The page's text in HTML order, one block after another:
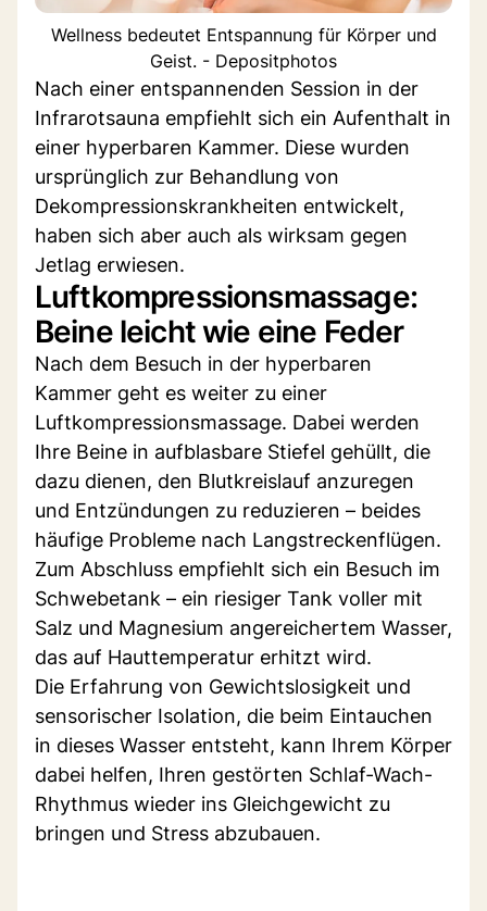
Wellness bedeutet Entspannung für Körper und
Geist. - Depositphotos
Nach einer entspannenden Session in der
Infrarotsauna empfiehlt sich ein Aufenthalt in
einer hyperbaren Kammer. Diese wurden
ursprünglich zur Behandlung von
Dekompressionskrankheiten entwickelt,
haben sich aber auch als wirksam gegen
Jetlag erwiesen.
Luftkompressionsmassage:
Beine leicht wie eine Feder
Nach dem Besuch in der hyperbaren
Kammer geht es weiter zu einer
Luftkompressionsmassage. Dabei werden
Ihre Beine in aufblasbare Stiefel gehüllt, die
dazu dienen, den Blutkreislauf anzuregen
und Entzündungen zu reduzieren – beides
häufige Probleme nach Langstreckenflügen.
Zum Abschluss empfiehlt sich ein Besuch im
Schwebetank – ein riesiger Tank voller mit
Salz und Magnesium angereichertem Wasser,
das auf Hauttemperatur erhitzt wird.
Die Erfahrung von Gewichtslosigkeit und
sensorischer Isolation, die beim Eintauchen
in dieses Wasser entsteht, kann Ihrem Körper
dabei helfen, Ihren gestörten Schlaf-Wach-
Rhythmus wieder ins Gleichgewicht zu
bringen und Stress abzubauen.